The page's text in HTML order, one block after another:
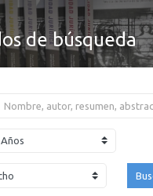
de búsqueda
Años